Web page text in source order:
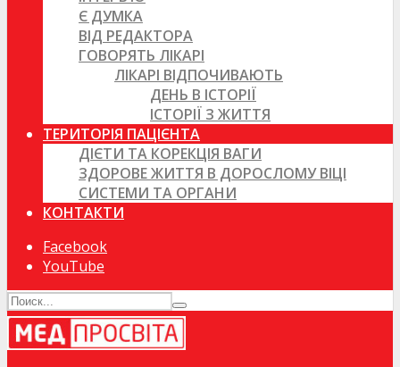
Є ДУМКА
ВІД РЕДАКТОРА
ГОВОРЯТЬ ЛІКАРІ
ЛІКАРІ ВІДПОЧИВАЮТЬ
ДЕНЬ В ІСТОРІЇ
ІСТОРІЇ З ЖИТТЯ
ТЕРИТОРІЯ ПАЦІЄНТА
ДІЄТИ ТА КОРЕКЦІЯ ВАГИ
ЗДОРОВЕ ЖИТТЯ В ДОРОСЛОМУ ВІЦІ
СИСТЕМИ ТА ОРГАНИ
КОНТАКТИ
Facebook
YouTube